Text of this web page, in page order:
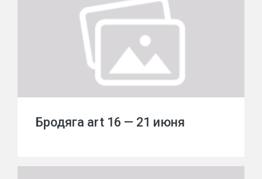
Бродяга art 16 — 21 июня